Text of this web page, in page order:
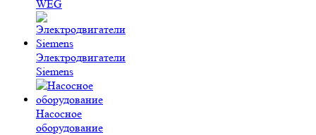
WEG
Электродвигатели
Siemens
Насосное
оборудование